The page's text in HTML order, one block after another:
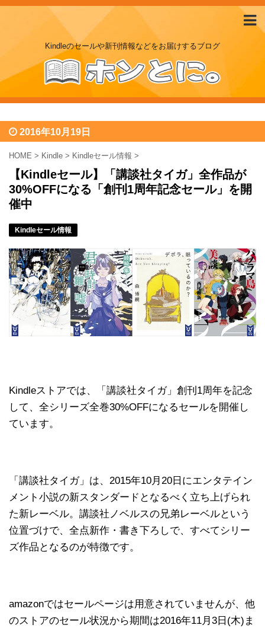
Kindleのセールや新刊情報などをお届けするブログ
2016年10月19日
HOME > Kindle > Kindleセール情報 >
【Kindleセール】「講談社タイガ」全作品が
30%OFFになる「創刊1周年記念セール」を開
催中
Kindleセール情報
Kindleストアでは、「講談社タイガ」創刊1周年を記念
して、全シリーズ全巻30%OFFになるセールを開催し
ています。
「講談社タイガ」は、2015年10月20日にエンタテイン
メント小説の新スタンダードとなるべく立ち上げられ
た新レーベル。講談社ノベルスの兄弟レーベルという
位置づけで、全点新作・書き下ろしで、すべてシリー
ズ作品となるのが特徴です。
amazonではセールページは用意されていませんが、他
のストアのセール状況から期間は2016年11月3日(木)ま